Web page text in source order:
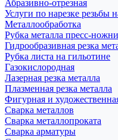
Абразивно-отрезная
Услуги по нарезке резьбы
Металлообработка
Рубка металла пресс-
Гидрообразивная резка
Рубка листа на гильотине
Газокислородная
Лазерная резка металла
Плазменная резка металла
Фигурная и
Сварка металлов
Сварка металлопроката
Сварка арматуры